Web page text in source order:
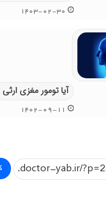
۱۴۰۳-۰۲-۳۰
آیا تومور مغزی
۱۴۰۲-۰۹-۱۱